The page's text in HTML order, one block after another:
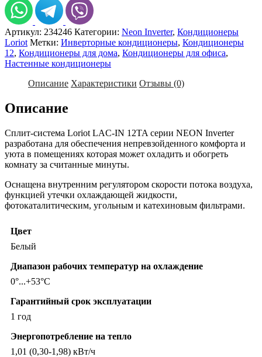
LAC-
IN
12TA
Артикул: 234246 Категории: Neon Inverter, Кондиционеры
Loriot Метки: Инверторные кондиционеры, Кондиционеры
12, Кондиционеры для дома, Кондиционеры для офиса,
Настенные кондиционеры
Описание Характеристики Отзывы (0)
Описание
Сплит-система Loriot LAC-IN 12TA серии NEON Inverter
разработана для обеспечения непревзойденного комфорта и
уюта в помещениях которая может охладить и обогреть
комнату за считанные минуты.
Оснащена внутренним регулятором скорости потока воздуха,
функцией утечки охлаждающей жидкости,
фотокаталитическим, угольным и катехиновым фильтрами.
Цвет
Белый
Диапазон рабочих температур на охлаждение
0°...+53°C
Гарантийный срок эксплуатации
1 год
Энергопотребление на тепло
1,01 (0,30-1,98) кВт/ч